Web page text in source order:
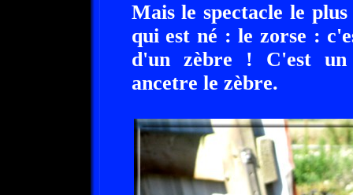
Mais le spectacle le
qui est né : le zorse :
d'un zèbre ! C'est un
ancetre le zèbre.